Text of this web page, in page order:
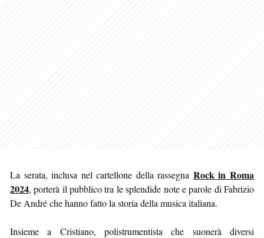
La serata, inclusa nel cartellone della rassegna Rock in Roma
2024, porterà il pubblico tra le splendide note e parole di Fabrizio
De André che hanno fatto la storia della musica italiana.
Insieme a Cristiano, polistrumentista che suonerà diversi